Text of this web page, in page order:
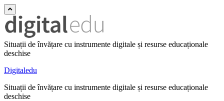
Situații de învățare cu instrumente digitale și resurse educaționale
deschise
Digitaledu
Situații de învățare cu instrumente digitale și resurse educaționale
deschise